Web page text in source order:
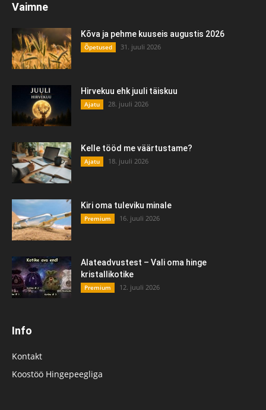
Vaimne
Kõva ja pehme kuuseis augustis 2026
Õpetused 31. juuli 2026
Hirvekuu ehk juuli täiskuu
Ajatu 28. juuli 2026
Kelle tööd me väärtustame?
Ajatu 18. juuli 2026
Kiri oma tuleviku minale
Premium 16. juuli 2026
Alateadvustest – Vali oma hinge
kristallikotike
Premium 12. juuli 2026
Info
Kontakt
Koostöö Hingepeegliga